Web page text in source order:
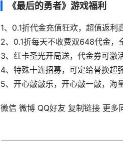
《最后的勇者》游戏福利
1、0.1折代金充值狂欢，超值返利
2、0.1折每天不收费双648代金，
3、红卡圣光开局送，代金券可激
4、特殊十连招募，可定给替换超
5、开心敲敲乐，开心敲一敲，海
微信 微博 QQ好友 复制链接 更多